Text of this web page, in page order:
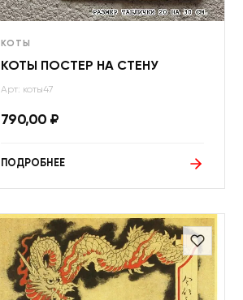
КОТЫ
КОТЫ ПОСТЕР НА СТЕНУ
Арт: коты47
790,00 ₽
ПОДРОБНЕЕ